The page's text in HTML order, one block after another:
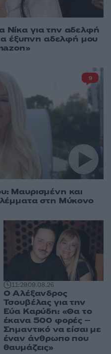
για την αδελφή
έξυπνη αδελφή μου
Μαυρισμένη και
στη Μύκονο
9
11:2909.08.26
Ο Αλέξανδρος
Τσουβέλας για την
Εύα Καρύδη: «Θα το
έκανα 500 φορές –
Σημαντικό να είσαι με
έναν άνθρωπο που
θαυμάζεις»